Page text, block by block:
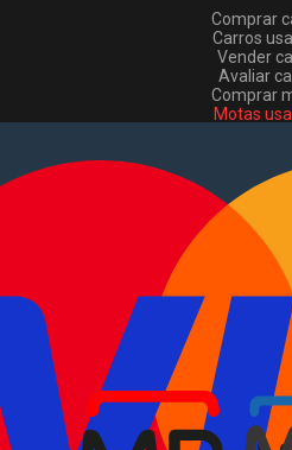
Comprar
Carros
Vender
Avaliar
Comprar
Motas
Comerciais
Vender
Como comprar
Pacotes de
Verificar VIN e
EN
Sobre